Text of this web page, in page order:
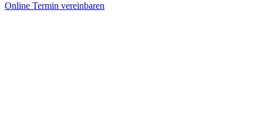
Online Termin vereinbaren